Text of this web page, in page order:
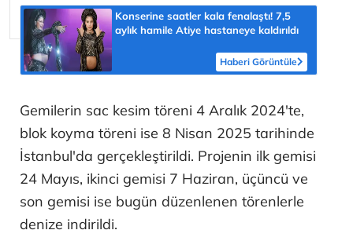
Konserine saatler kala fenalaştı! 7,5
aylık hamile Atiye hastaneye kaldırıldı
Haberi Görüntüle
Gemilerin sac kesim töreni 4 Aralık 2024'te,
blok koyma töreni ise 8 Nisan 2025 tarihinde
İstanbul'da gerçekleştirildi. Projenin ilk gemisi
24 Mayıs, ikinci gemisi 7 Haziran, üçüncü ve
son gemisi ise bugün düzenlenen törenlerle
denize indirildi.